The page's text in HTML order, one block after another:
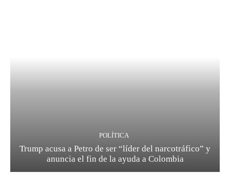
POLÍTICA
Trump acusa a Petro de ser “líder del narcotráfico” y
anuncia el fin de la ayuda a Colombia